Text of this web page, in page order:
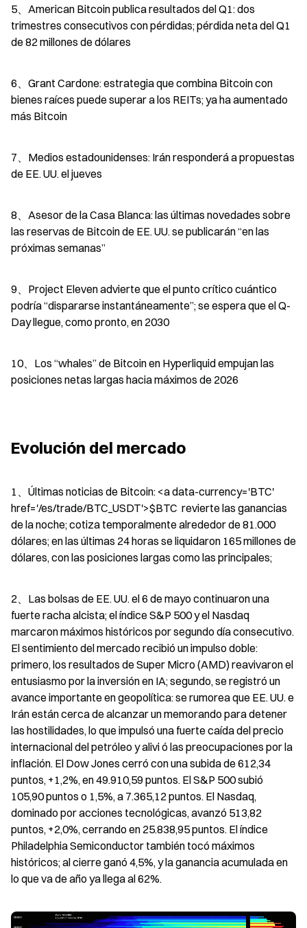
5、American Bitcoin publica resultados del Q1: dos
trimestres consecutivos con pérdidas; pérdida neta del Q1
de 82 millones de dólares
6、Grant Cardone: estrategia que combina Bitcoin con
bienes raíces puede superar a los REITs; ya ha aumentado
más Bitcoin
7、Medios estadounidenses: Irán responderá a propuestas
de EE. UU. el jueves
8、Asesor de la Casa Blanca: las últimas novedades sobre
las reservas de Bitcoin de EE. UU. se publicarán “en las
próximas semanas”
9、Project Eleven advierte que el punto crítico cuántico
podría “dispararse instantáneamente”; se espera que el Q-
Day llegue, como pronto, en 2030
10、Los “whales” de Bitcoin en Hyperliquid empujan las
posiciones netas largas hacia máximos de 2026
Evolución del mercado
1、Últimas noticias de Bitcoin: <a data-currency='BTC'
href='/es/trade/BTC_USDT'>$BTC  revierte las ganancias
de la noche; cotiza temporalmente alrededor de 81.000
dólares; en las últimas 24 horas se liquidaron 165 millones de
dólares, con las posiciones largas como las principales;
2、Las bolsas de EE. UU. el 6 de mayo continuaron una
fuerte racha alcista; el índice S&P 500 y el Nasdaq
marcaron máximos históricos por segundo día consecutivo.
El sentimiento del mercado recibió un impulso doble:
primero, los resultados de Super Micro (AMD) reavivaron el
entusiasmo por la inversión en IA; segundo, se registró un
avance importante en geopolítica: se rumorea que EE. UU. e
Irán están cerca de alcanzar un memorando para detener
las hostilidades, lo que impulsó una fuerte caída del precio
internacional del petróleo y alivi ó las preocupaciones por la
inflación. El Dow Jones cerró con una subida de 612,34
puntos, +1,2%, en 49.910,59 puntos. El S&P 500 subió
105,90 puntos o 1,5%, a 7.365,12 puntos. El Nasdaq,
dominado por acciones tecnológicas, avanzó 513,82
puntos, +2,0%, cerrando en 25.838,95 puntos. El índice
Philadelphia Semiconductor también tocó máximos
históricos; al cierre ganó 4,5%, y la ganancia acumulada en
lo que va de año ya llega al 62%.